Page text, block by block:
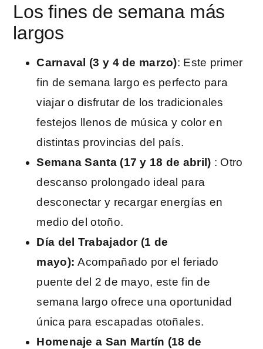
Los fines de semana más
largos
Carnaval (3 y 4 de marzo): Este primer
fin de semana largo es perfecto para
viajar o disfrutar de los tradicionales
festejos llenos de música y color en
distintas provincias del país.
Semana Santa (17 y 18 de abril) : Otro
descanso prolongado ideal para
desconectar y recargar energías en
medio del otoño.
Día del Trabajador (1 de
mayo): Acompañado por el feriado
puente del 2 de mayo, este fin de
semana largo ofrece una oportunidad
única para escapadas otoñales.
Homenaje a San Martín (18 de